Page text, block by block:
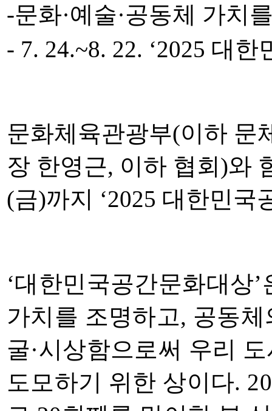
-문화·예술·공동체 가치
- 7. 24.~8. 22. ‘2025 대한
문화체육관광부(이하 문
장 한영근, 이하 협회)와
(금)까지 ‘2025 대한민국
‘대한민국공간문화대상’
가치를 조명하고, 공동체
굴·시상함으로써 우리
도모하기 위한 상이다.